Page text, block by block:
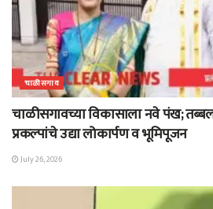
चाळीसगाव
चाळीसगावच्या विकासाला नवे पंख; तब्बल
प्रकल्पांचे उद्या लोकार्पण व भूमिपूजन
July 26, 2026